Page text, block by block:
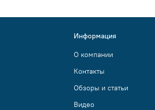
Информация
О компании
Контакты
Обзоры и статьи
Видео